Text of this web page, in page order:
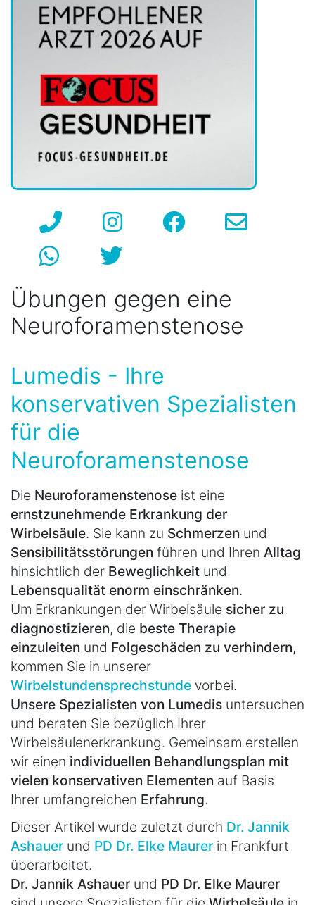
Übungen gegen eine
Neuroforamenstenose
Lumedis - Ihre
konservativen Spezialisten
für die
Neuroforamenstenose
Die Neuroforamenstenose ist eine
ernstzunehmende Erkrankung der
Wirbelsäule. Sie kann zu Schmerzen und
Sensibilitätsstörungen führen und Ihren Alltag
hinsichtlich der Beweglichkeit und
Lebensqualität enorm einschränken.
Um Erkrankungen der Wirbelsäule sicher zu
diagnostizieren, die beste Therapie
einzuleiten und Folgeschäden zu verhindern,
kommen Sie in unserer
Wirbelstundensprechstunde vorbei.
Unsere Spezialisten von Lumedis untersuchen
und beraten Sie bezüglich Ihrer
Wirbelsäulenerkrankung. Gemeinsam erstellen
wir einen individuellen Behandlungsplan mit
vielen konservativen Elementen auf Basis
Ihrer umfangreichen Erfahrung.
Dieser Artikel wurde zuletzt durch Dr. Jannik
Ashauer und PD Dr. Elke Maurer in Frankfurt
überarbeitet.
Dr. Jannik Ashauer und PD Dr. Elke Maurer